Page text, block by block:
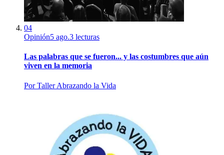
04
Opinión5 ago.3 lecturas
Las palabras que se fueron... y las costumbres que aún
viven en la memoria
PorTaller Abrazando la Vida